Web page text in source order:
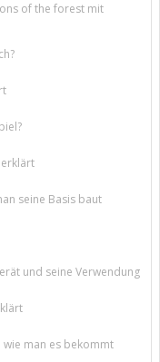
of the forest mit
seine Basis baut
und seine Verwendung
man es bekommt